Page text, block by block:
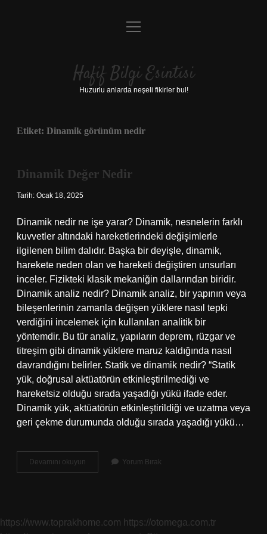
Anasayfa
Yasal Uyarı
menüyü
Hafif Bilgi Esintisi
Huzurlu anlarda neşeli fikirler bul!
Etiket: Dinamik görünüm nedir
Dinamik Değer Nedir
Tarih: Ocak 18, 2025
Dinamik nedir ne işe yarar? Dinamik, nesnelerin farklı
kuvvetler altındaki hareketlerindeki değişimlerle
ilgilenen bilim dalıdır. Başka bir deyişle, dinamik,
harekete neden olan ve hareketi değiştiren unsurları
inceler. Fizikteki klasik mekaniğin dallarından biridir.
Dinamik analiz nedir? Dinamik analiz, bir yapının veya
bileşenlerinin zamanla değişen yüklere nasıl tepki
verdiğini incelemek için kullanılan analitik bir
yöntemdir. Bu tür analiz, yapıların deprem, rüzgar ve
titreşim gibi dinamik yüklere maruz kaldığında nasıl
davrandığını belirler. Statik ve dinamik nedir? “Statik
yük, doğrusal aktüatörün etkinleştirilmediği ve
hareketsiz olduğu sırada yaşadığı yükü ifade eder.
Dinamik yük, aktüatörün etkinleştirildiği ve uzatma veya
geri çekme durumunda olduğu sırada yaşadığı yükü…
Devamını okuyun Dinamik
Değer
Yorum Bırak
https://www.toprakhome.com https://otomega.com.tr